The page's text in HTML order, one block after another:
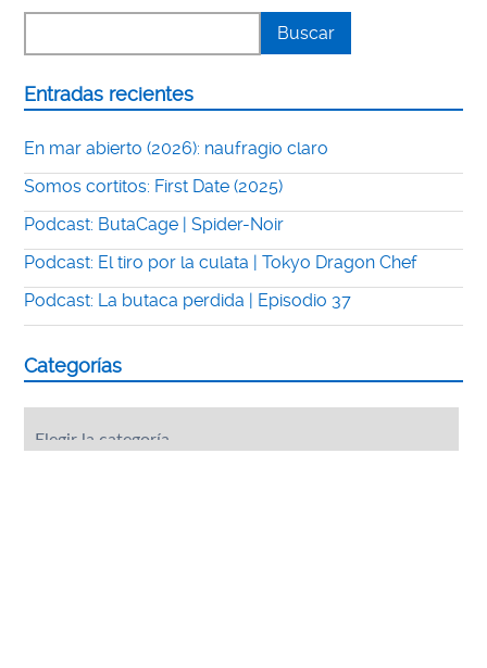
Entradas recientes
En mar abierto (2026): naufragio claro
Somos cortitos: First Date (2025)
Podcast: ButaCage | Spider-Noir
Podcast: El tiro por la culata | Tokyo Dragon Chef
Podcast: La butaca perdida | Episodio 37
Categorías